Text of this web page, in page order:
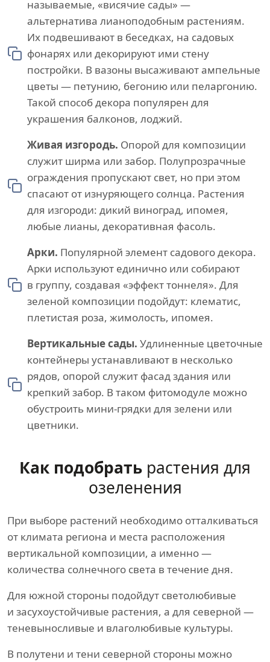
называемые, «висячие сады» —
альтернатива лианоподобным растениям.
Их подвешивают в беседках, на садовых
фонарях или декорируют ими стену
постройки. В вазоны высаживают ампельные
цветы — петунию, бегонию или пеларгонию.
Такой способ декора популярен для
украшения балконов, лоджий.
Живая изгородь. Опорой для композиции
служит ширма или забор. Полупрозрачные
ограждения пропускают свет, но при этом
спасают от изнуряющего солнца. Растения
для изгороди: дикий виноград, ипомея,
любые лианы, декоративная фасоль.
Арки. Популярной элемент садового декора.
Арки используют единично или собирают
в группу, создавая «эффект тоннеля». Для
зеленой композиции подойдут: клематис,
плетистая роза, жимолость, ипомея.
Вертикальные сады. Удлиненные цветочные
контейнеры устанавливают в несколько
рядов, опорой служит фасад здания или
крепкий забор. В таком фитомодуле можно
обустроить мини-грядки для зелени или
цветники.
Как подобрать растения для
озеленения
При выборе растений необходимо отталкиваться
от климата региона и места расположения
вертикальной композиции, а именно —
количества солнечного света в течение дня.
Для южной стороны подойдут светолюбивые
и засухоустойчивые растения, а для северной —
теневыносливые и влаголюбивые культуры.
В полутени и тени северной стороны можно